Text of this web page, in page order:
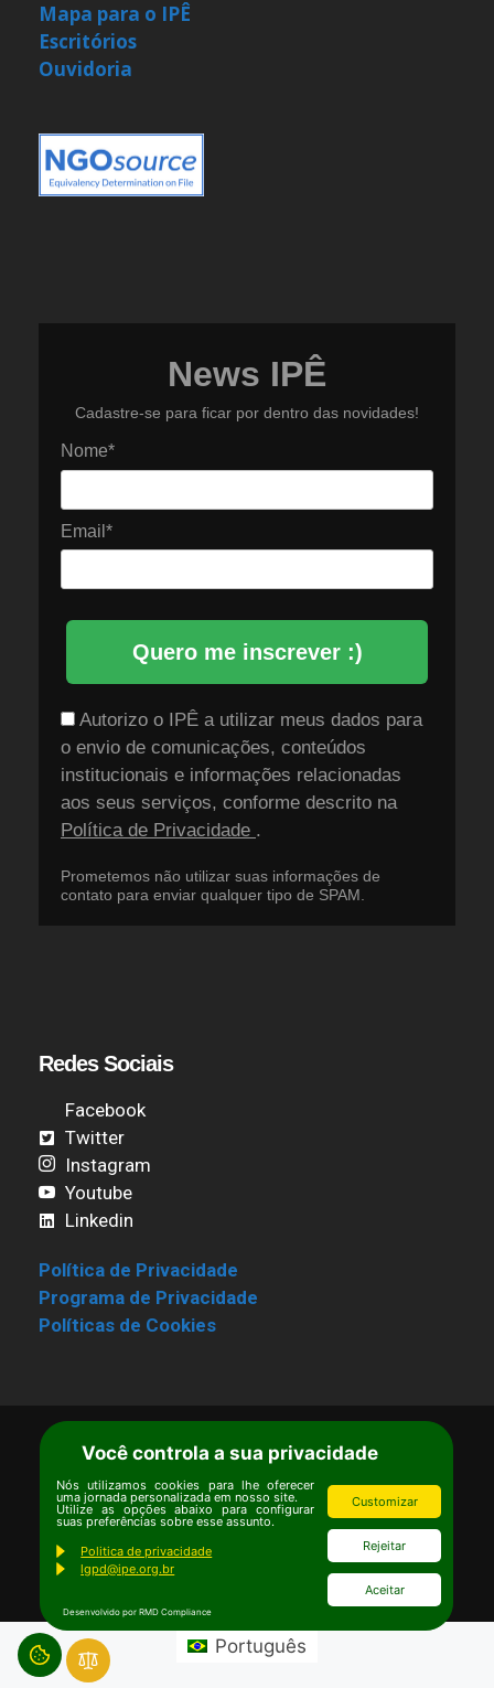
Mapa para o IPÊ
Escritórios
Ouvidoria
News IPÊ
Cadastre-se para ficar por dentro das novidades!
Nome*
Email*
Quero me inscrever :)
Autorizo o IPÊ a utilizar meus dados para
o envio de comunicações, conteúdos
institucionais e informações relacionadas
aos seus serviços, conforme descrito na
Política de Privacidade .
Prometemos não utilizar suas informações de
contato para enviar qualquer tipo de SPAM.
Redes Sociais
Facebook
Twitter
Instagram
Youtube
Linkedin
Política de Privacidade
Programa de Privacidade
Políticas de Cookies
Termos de Uso |Estatuto
Copyright © Ipê – Instituto de Pesquisas
Ecológicas.
Email:
ipe@ipe.org.br
Português
Você controla a sua privacidade
Nós utilizamos cookies para lhe oferecer
uma jornada personalizada em nosso site.
Utilize as opções abaixo para configurar
suas preferências sobre esse assunto.
Politica de privacidade
lgpd@ipe.org.br
Customizar
Rejeitar
Aceitar
Desenvolvido por RMD Compliance